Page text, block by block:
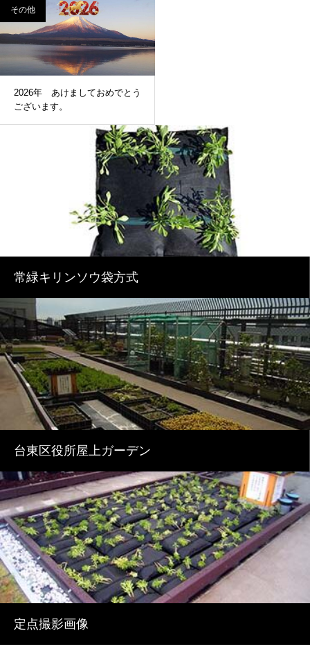
その他
2026年 あけましておめでとう
ございます。
常緑キリンソウ袋方式
台東区役所屋上ガーデン
定点撮影画像